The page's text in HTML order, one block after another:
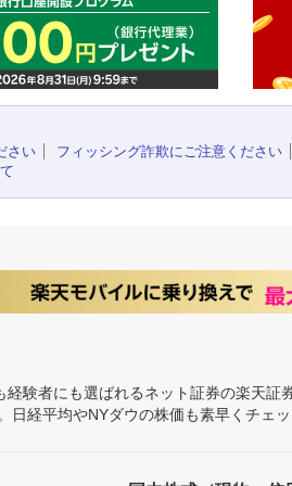
さい
フィッシング詐欺にご注意ください
験者にも選ばれるネット証券の楽天
経平均やNYダウの株価も素早くチェッ